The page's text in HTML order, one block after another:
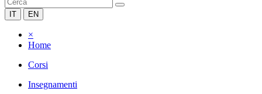
IT EN
×
Home
Corsi
Insegnamenti